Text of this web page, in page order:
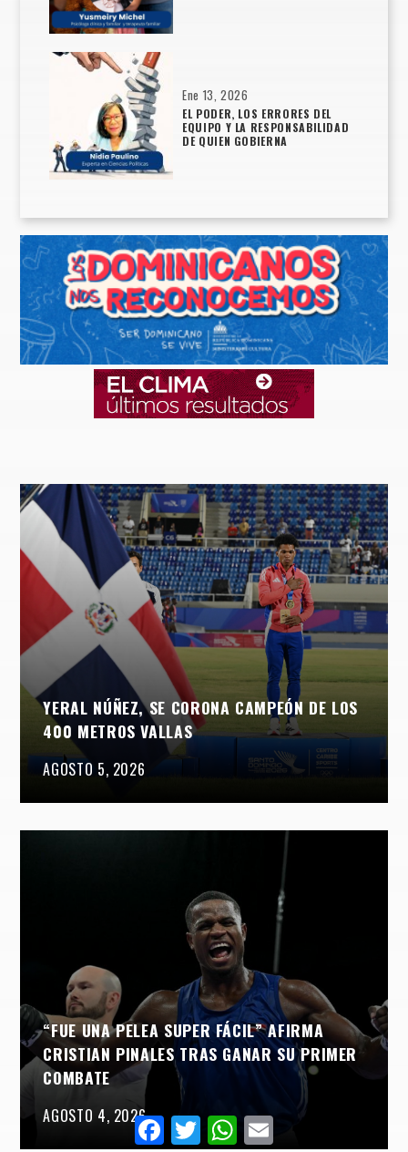
Ene 13, 2026
EL PODER, LOS ERRORES DEL
EQUIPO Y LA RESPONSABILIDAD
DE QUIEN GOBIERNA
YERAL NÚÑEZ, SE CORONA CAMPEÓN DE LOS
400 METROS VALLAS
AGOSTO 5, 2026
“FUE UNA PELEA SUPER FÁCIL” AFIRMA
CRISTIAN PINALES TRAS GANAR SU PRIMER
COMBATE
AGOSTO 4, 2026 FacebookTwitterWhatsApp
Email